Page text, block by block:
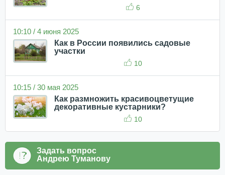
6
10:10 / 4 июня 2025
Как в России появились садовые
участки
10
10:15 / 30 мая 2025
Как размножить красивоцветущие
декоративные кустарники?
10
Задать вопрос
Андрею Туманову